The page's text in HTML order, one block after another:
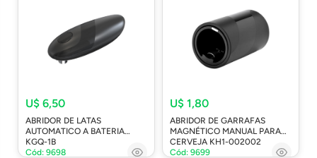
U$ 6,50
ABRIDOR DE LATAS
AUTOMATICO A BATERIA
KGQ-1B
Cód: 9698
U$ 1,80
ABRIDOR DE GARRAFAS
MAGNÉTICO MANUAL PARA
CERVEJA KH1-002002
Cód: 9699